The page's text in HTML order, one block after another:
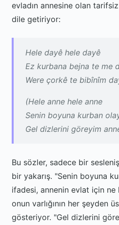
evladın annesine olan tarifsiz
dile getiriyor:
Hele dayê hele dayê
Ez kurbana bejna te me
Were çorkê te bibînîm
(Hele anne hele anne
Senin boyuna kurban
Gel dizlerini göreyim
Bu sözler, sadece bir
bir yakarış. "Senin boyuna
ifadesi, annenin evlat için
onun varlığının her şeyden
gösteriyor. "Gel dizlerini